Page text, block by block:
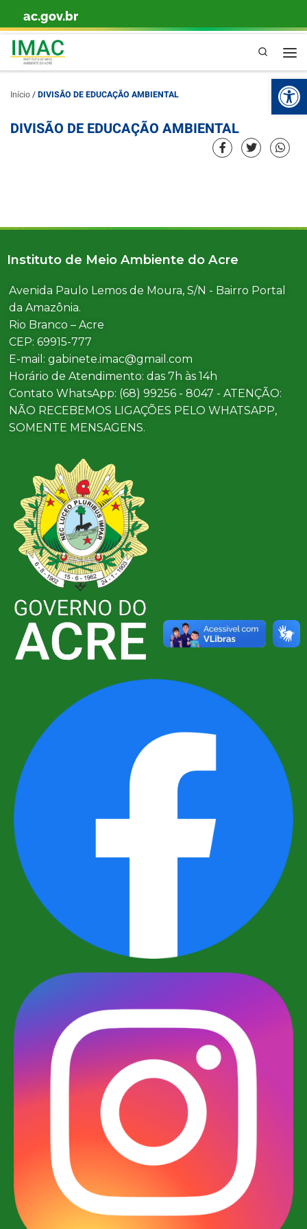
Skip to content
ac.gov.br
Pesquisa
Início/DIVISÃO DE EDUCAÇÃO AMBIENTAL
DIVISÃO DE EDUCAÇÃO AMBIENTAL
Instituto de Meio Ambiente do Acre
Avenida Paulo Lemos de Moura, S/N - Bairro Portal
da Amazônia.
Rio Branco – Acre
CEP: 69915-777
E-mail: gabinete.imac@gmail.com
Horário de Atendimento: das 7h às 14h
Contato WhatsApp: (68) 99256 - 8047 - ATENÇÃO:
NÃO RECEBEMOS LIGAÇÕES PELO WHATSAPP,
SOMENTE MENSAGENS.